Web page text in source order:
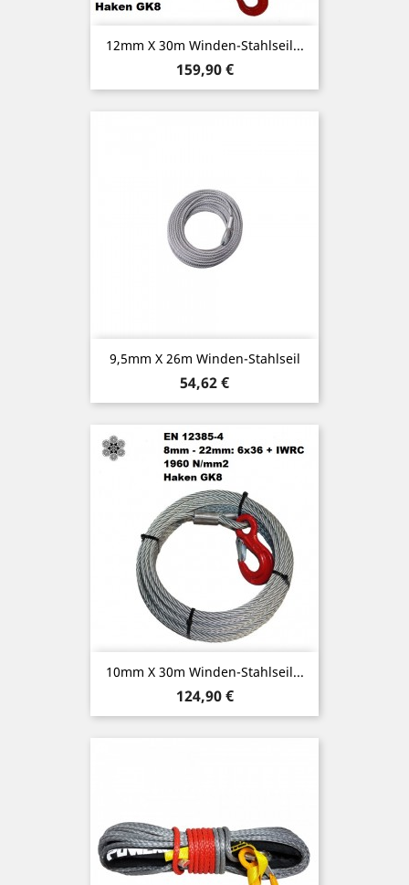
12mm X 30m Winden-Stahlseil...
Preis
159,90 €
9,5mm X 26m Winden-Stahlseil
Preis
54,62 €
10mm X 30m Winden-Stahlseil...
Preis
124,90 €